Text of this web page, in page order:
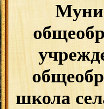
школа